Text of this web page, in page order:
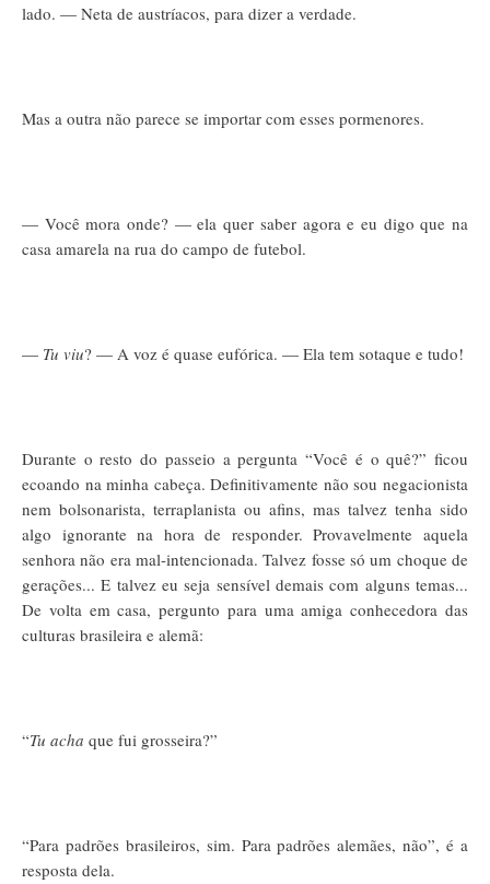
lado. — Neta de austríacos, para dizer a verdade.
Mas a outra não parece se importar com esses pormenores.
— Você mora onde? — ela quer saber agora e eu digo que na
casa amarela na rua do campo de futebol.
— Tu viu? — A voz é quase eufórica. — Ela tem sotaque e tudo!
Durante o resto do passeio a pergunta “Você é o quê?” ficou
ecoando na minha cabeça. Definitivamente não sou negacionista
nem bolsonarista, terraplanista ou afins, mas talvez tenha sido
algo ignorante na hora de responder. Provavelmente aquela
senhora não era mal-intencionada. Talvez fosse só um choque de
gerações... E talvez eu seja sensível demais com alguns temas...
De volta em casa, pergunto para uma amiga conhecedora das
culturas brasileira e alemã:
“Tu acha que fui grosseira?”
“Para padrões brasileiros, sim. Para padrões alemães, não”, é a
resposta dela.